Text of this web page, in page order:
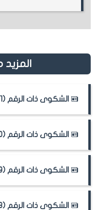
الشكوى ذات الرقم (331)
الشكوى ذات الرقم (330)
الشكوى ذات الرقم (329)
الشكوى ذات الرقم (328)